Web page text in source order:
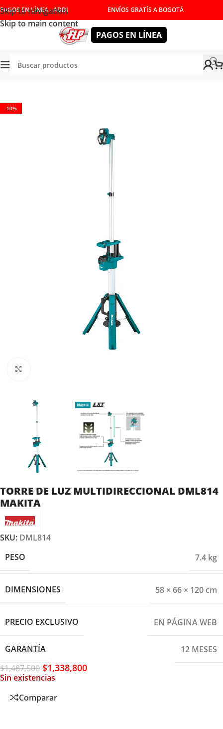
Skip to navigation
Skip to main content
PAGOS EN LÍNEA - ADDI ENVÍOS GRATÍS A BOGOTÁ
PAGOS EN LÍNEA
INALÁMBRICAS TORRE DE LUZ
-10%
TORRE DE LUZ MULTIDIRECCIONAL DML814
MAKITA
SKU: DML814
PESO
7.4 kg
DIMENSIONES 58 × 66 × 120 cm
PRECIO EXCLUSIVO EN PÁGINA WEB
GARANTÍA
12 MESES
$1,487,500 $1,338,800
Sin existencias
Comparar